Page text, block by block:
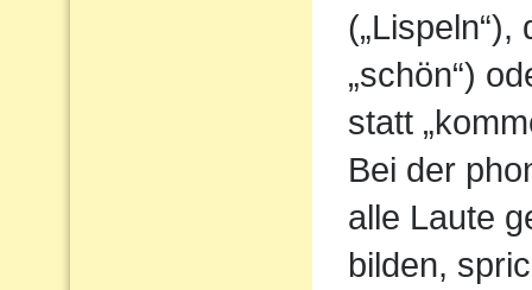
„schön“)
statt
Bei der
alle Laute
bilden,